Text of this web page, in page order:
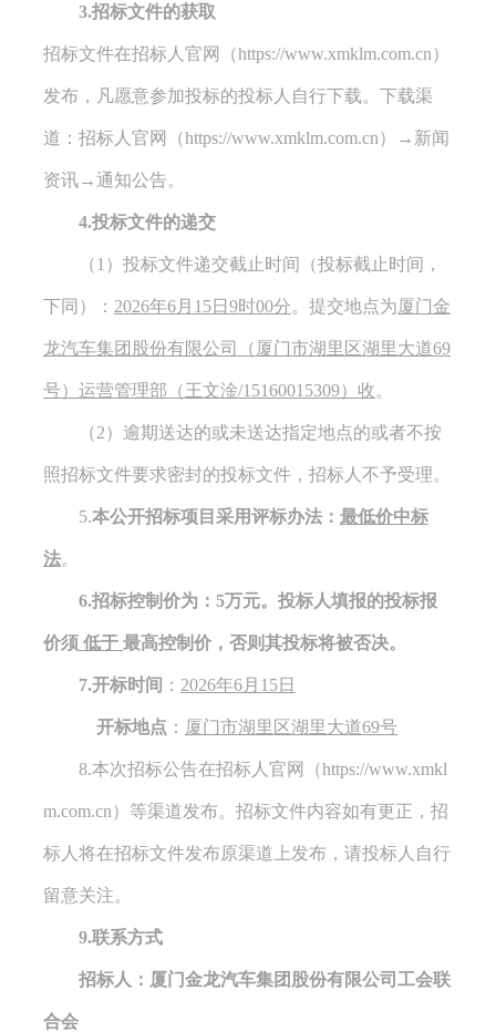
3.招标文件的获取
招标文件在招标人官网 （https://www.xmklm.com.cn）
发布， 凡愿意参加投标的投标人自行下载。 下载渠
道： 招标人官网（https://www.xmklm.com.cn） → 新闻
资讯→通知公告。
4.投标文件的递交
（1）投标文件递交截止时间（投标截止时间，
下同）： 2026年6月 15日 9时00分。提交地点为厦门金
龙汽车集团股份有限公司 （ 厦门市湖里区湖里大道69
号）运营管理部 （王文淦/15160015309）收。
（2）逾期送达的或未送达指定地点的或者不按
照招标文件要求密封的投标文件，招标人不予受理。
5.本公开招标项目采用评标办法： 最低价中标
法。
6.招标控制价为 ： 5万元。 投标人填报的投标报
价须 低于 最高控制价，否则其投标将被否决。
7.开标时间 ： 2026年6月15日
开标地点 ： 厦门市湖里区湖里大道69号
8.本次招标公告在招标人官网 （https://www.xmkl
m.com.cn）等渠道发布。 招标文件内容如有更正， 招
标人 将在招标文件发布原渠道上发布，请投标人自行
留意关注。
9.联系方式
招标人： 厦门金龙汽车集团股份有限公司 工会联
合会